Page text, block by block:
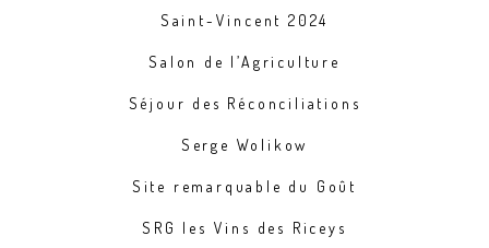
Saint-Vincent 2024
Salon de l’Agriculture
Séjour des Réconciliations
Serge Wolikow
Site remarquable du Goût
SRG les Vins des Riceys